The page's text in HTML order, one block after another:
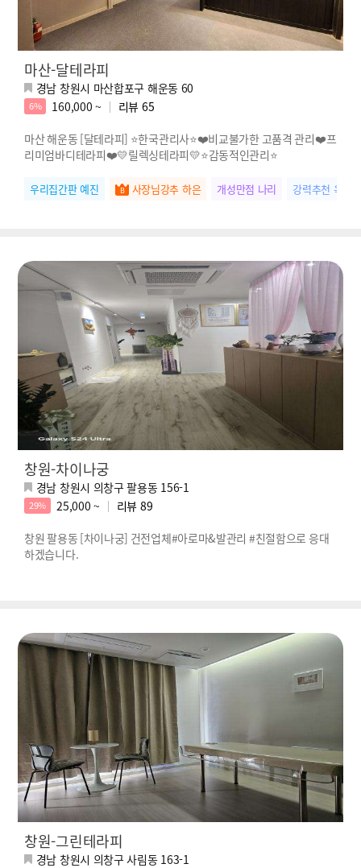
마산-달테라피
경남 창원시 마산합포구 해운동 60
6% 160,000 ~ 리뷰 65
마산 해운동 [달테라피] ⭐한국관리사⭐❤️비교불가한 고품격 관리❤️프
리미엄바디테라피❤️💛릴렉싱테라피💛⭐감동적인관리⭐
우리집간판 예진 사장님강추 하은 개성만점 나리 강력추천 옥순
창원-차이나궁
경남 창원시 의창구 팔용동 156-1
29% 25,000 ~ 리뷰 89
창원 팔용동 [차이나궁] 건전업체#아로마&발관리 #친절함으로 응대
하겠습니다.
창원-그린테라피
경남 창원시 의창구 사림동 163-1